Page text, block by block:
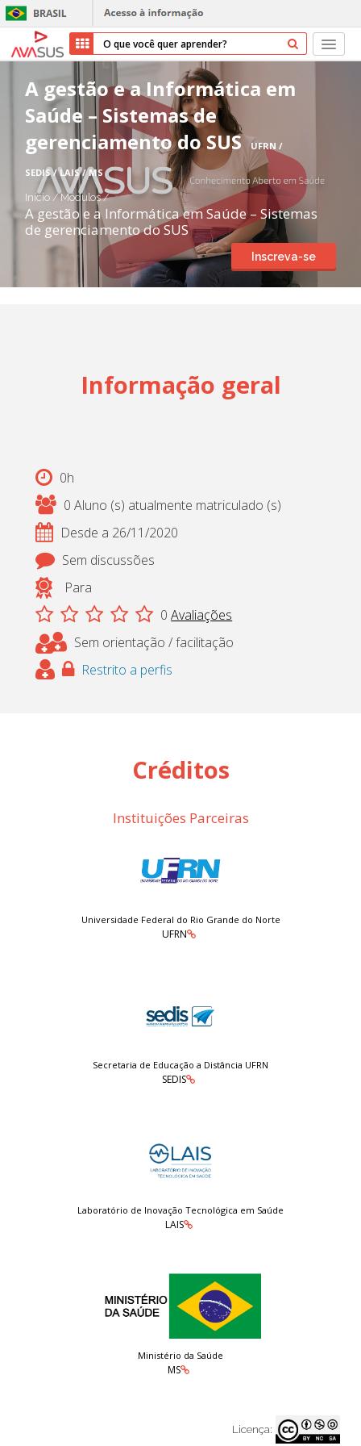
Início
Cursos
Parceiros
Sobre nós
Transparência
Repositório
Cadastrar
A gestão e a Informática em
Saúde – Sistemas de
gerenciamento do SUS UFRN /
SEDIS / LAIS / MS
Início / Módulos/
A gestão e a Informática em Saúde – Sistemas
de gerenciamento do SUS
Inscreva-se
Informação geral
0h
0 Aluno (s) atualmente matriculado (s)
Desde a 26/11/2020
Sem discussões
Para
0 Avaliações
Sem orientação / facilitação
Restrito a perfis
Créditos
Instituições Parceiras
Universidade Federal do Rio Grande do Norte
UFRN
Secretaria de Educação a Distância UFRN
SEDIS
Laboratório de Inovação Tecnológica em Saúde
LAIS
Ministério da Saúde
MS
Licença: